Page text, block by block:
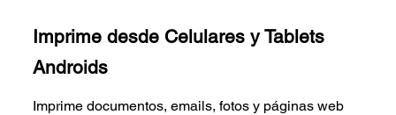
Imprime desde Celulares y Tablets
Androids
Imprime documentos, emails, fotos y páginas web